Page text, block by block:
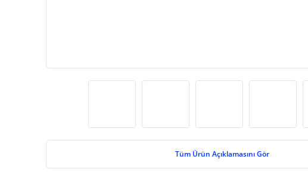
Tüm Ürün Açıklamasını Gör